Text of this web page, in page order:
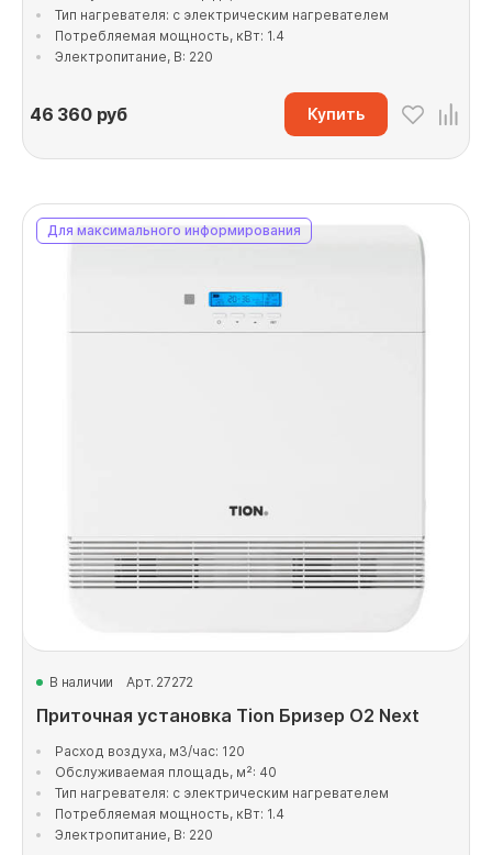
Тип нагревателя: с электрическим нагревателем
Потребляемая мощность, кВт: 1.4
Электропитание, В: 220
46 360руб Купить
Для максимального информирования
В наличии Арт. 27272
Приточная установка Tion Бризер O2 Next
Расход воздуха, м3/час: 120
Обслуживаемая площадь, м²: 40
Тип нагревателя: с электрическим нагревателем
Потребляемая мощность, кВт: 1.4
Электропитание, В: 220